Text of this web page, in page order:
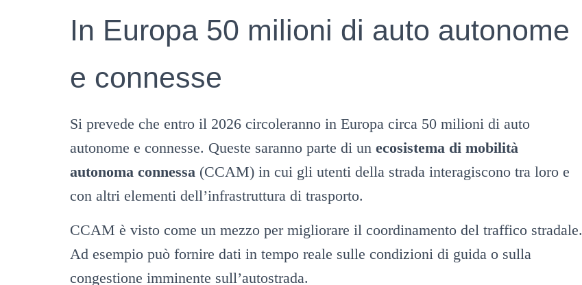
In Europa 50 milioni di auto autonome
e connesse
Si prevede che entro il 2026 circoleranno in Europa circa 50 milioni di auto
autonome e connesse. Queste saranno parte di un ecosistema di mobilità
autonoma connessa (CCAM) in cui gli utenti della strada interagiscono tra loro e
con altri elementi dell’infrastruttura di trasporto.
CCAM è visto come un mezzo per migliorare il coordinamento del traffico stradale.
Ad esempio può fornire dati in tempo reale sulle condizioni di guida o sulla
congestione imminente sull’autostrada.